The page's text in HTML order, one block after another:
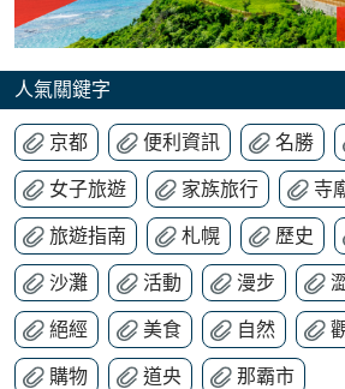
人氣關鍵字
京都 便利資訊 名勝
女子旅遊 家族旅行 寺
旅遊指南 札幌 歷史
沙灘 活動 漫步
絕經 美食 自然
購物 道央 那霸市